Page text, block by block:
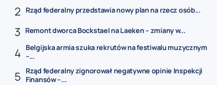
Rząd federalny przedstawia nowy plan na rzecz osób...
Remont dworca Bockstael na Laeken – zmiany w...
Belgijska armia szuka rekrutów na festiwalu muzycznym
–...
Rząd federalny zignorował negatywne opinie Inspekcji
Finansów –...